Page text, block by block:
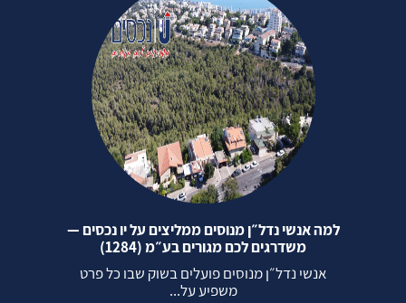
למה אנשי נדל״ן מנוסים ממליצים על יו נכסים —
משדרגים לכם מגורים בע״מ (1284)
אנשי נדל״ן מנוסים פועלים בשוק שבו כל פרט
משפיע על...